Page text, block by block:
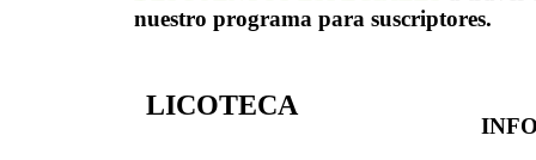
nuestro programa para suscriptores.
LICOTECA